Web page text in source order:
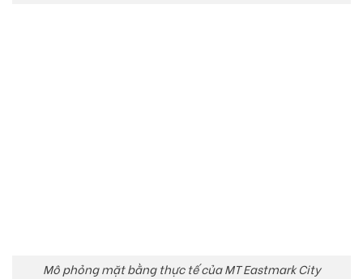
Mô phỏng mặt bằng thực tế của MT Eastmark City